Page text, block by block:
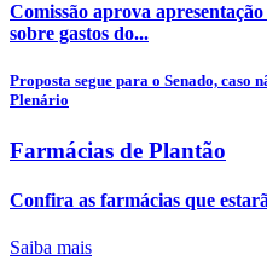
Comissão aprova
sobre gastos do...
Proposta segue para o Senado, caso
Plenário
Farmácias de Plantão
Confira as farmácias que
Saiba mais